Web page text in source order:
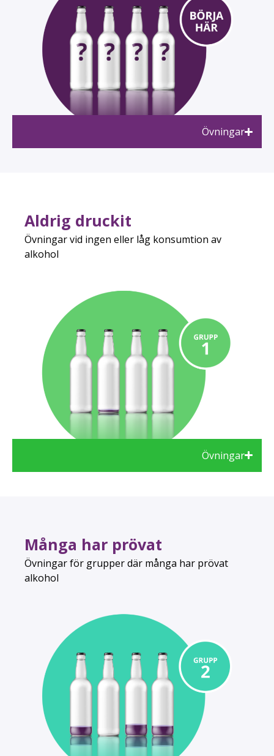
Övningar
Aldrig druckit
Övningar vid ingen eller låg konsumtion av
alkohol
Övningar
Många har prövat
Övningar för grupper där många har prövat
alkohol